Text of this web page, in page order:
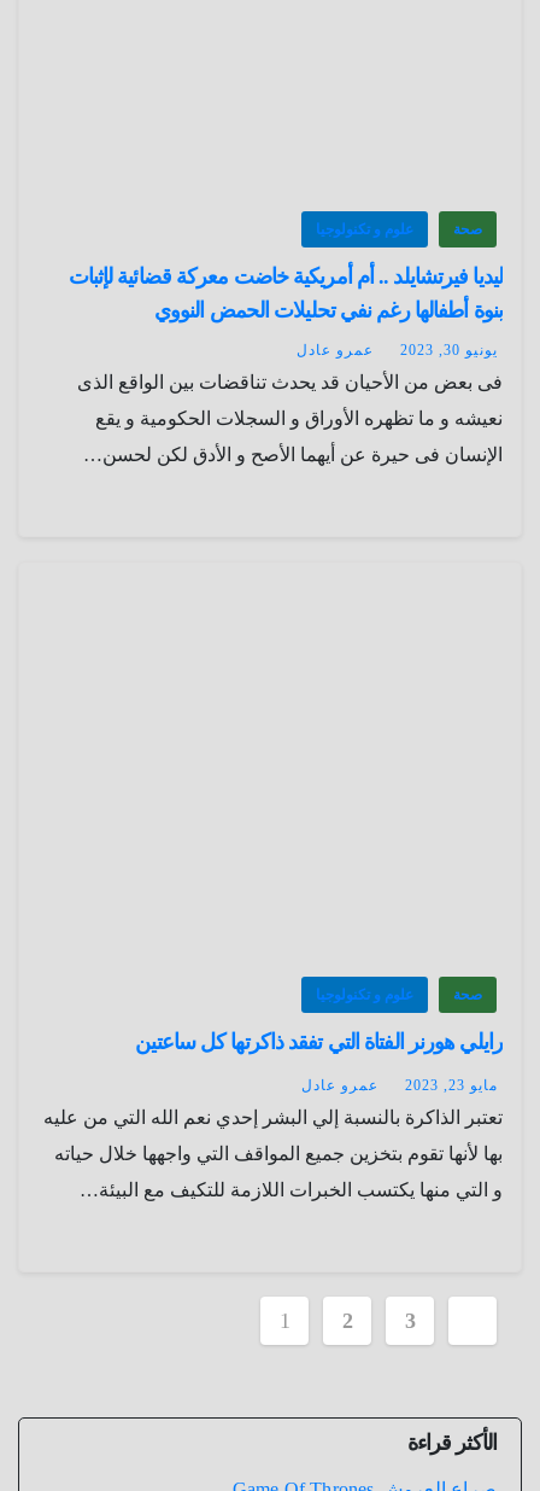
صحة علوم و تكنولوجيا
ليديا فيرتشايلد .. أم أمريكية خاضت معركة قضائية لإثبات
بنوة أطفالها رغم نفي تحليلات الحمض النووي
يونيو 30, 2023 عمرو عادل
فى بعض من الأحيان قد يحدث تناقضات بين الواقع الذى
نعيشه و ما تظهره الأوراق و السجلات الحكومية و يقع
الإنسان فى حيرة عن أيهما الأصح و الأدق لكن لحسن…
صحة علوم و تكنولوجيا
رايلي هورنر الفتاة التي تفقد ذاكرتها كل ساعتين
مايو 23, 2023 عمرو عادل
تعتبر الذاكرة بالنسبة إلي البشر إحدي نعم الله التي من عليه
بها لأنها تقوم بتخزين جميع المواقف التي واجهها خلال حياته
و التي منها يكتسب الخبرات اللازمة للتكيف مع البيئة…
1 2 3
الأكثر قراءة